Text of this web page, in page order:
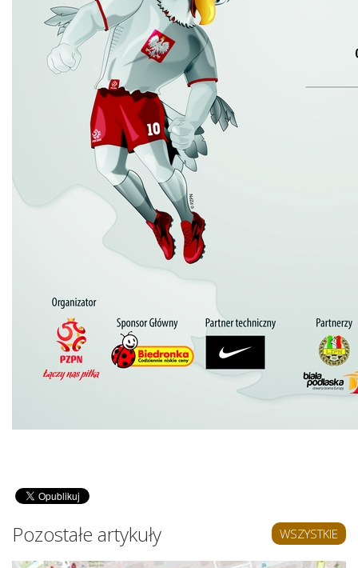
Pozostałe artykuły WSZYSTKIE